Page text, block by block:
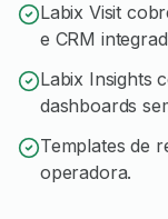
Labix Visit
e CRM
Labix Insights
dashboards
Templates de
operadora.